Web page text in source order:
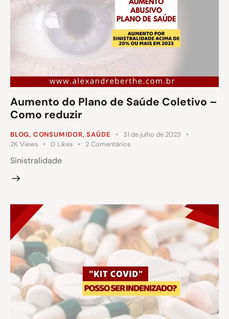
Aumento do Plano de Saúde Coletivo –
Como reduzir
BLOG, CONSUMIDOR,SAÚDE
31 de julho de 2023
2K Views 0 Likes 2 Comentários
Sinistralidade